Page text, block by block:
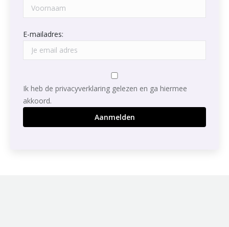
E-mailadres:
Ik heb de privacyverklaring gelezen en ga hiermee
akkoord.